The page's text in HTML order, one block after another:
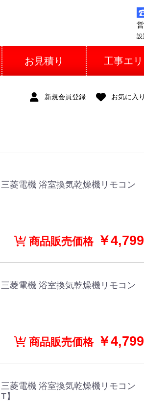
設
お見積り 工事エ
新規会員登録 お気に入り
三菱電機 浴室換気乾燥機リモコン
商品販売価格￥4,799
三菱電機 浴室換気乾燥機リモコン
商品販売価格￥4,799
三菱電機 浴室換気乾燥機リモコン
T】